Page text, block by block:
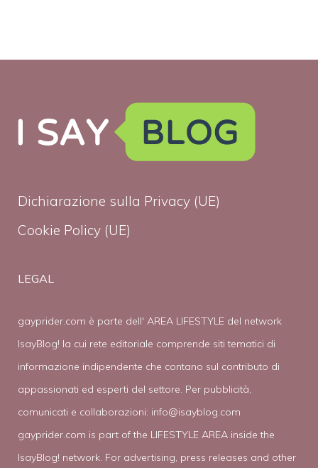
Dichiarazione sulla Privacy (UE)
Cookie Policy (UE)
LEGAL
gayprider.com è parte dell' AREA LIFESTYLE del network
IsayBlog! la cui rete editoriale comprende siti tematici di
informazione indipendente che contano sul contributo di
appassionati ed esperti del settore. Per pubblicità,
comunicati e collaborazioni: info@isayblog.com
gayprider.com is part of the LIFESTYLE AREA inside the
IsayBlog! network. For advertising, press releases and other